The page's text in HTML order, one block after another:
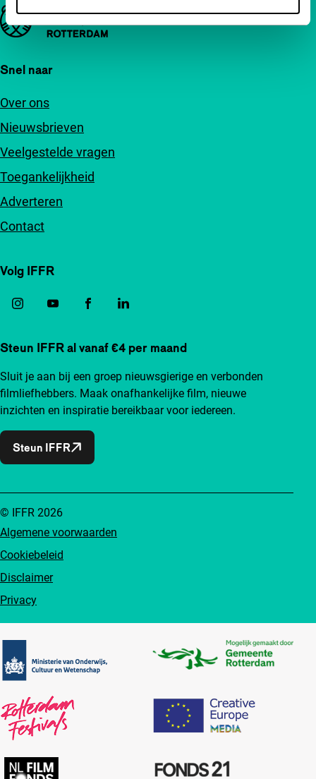
Belangrijke links
Snel naar
Over ons
Nieuwsbrieven
Veelgestelde vragen
Toegankelijkheid
Adverteren
Contact
Volg IFFR
Steun IFFR al vanaf €4 per maand
Sluit je aan bij een groep nieuwsgierige en verbonden
filmliefhebbers. Maak onafhankelijke film, nieuwe
inzichten en inspiratie bereikbaar voor iedereen.
Steun IFFR
Algemene voorwaarden
Cookiebeleid
Disclaimer
Privacy
© IFFR 2026